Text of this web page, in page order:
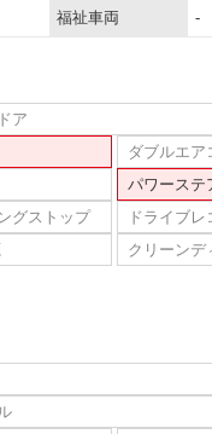
福祉車両 -
ア
ダブルエア
パワーステ
グストップ
ドライブレ
クリーンデ